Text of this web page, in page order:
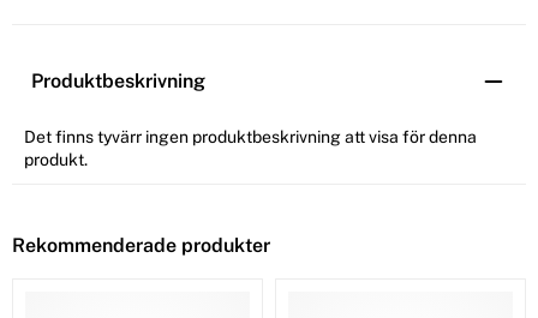
Produktbeskrivning
Det finns tyvärr ingen produktbeskrivning att visa för denna
produkt.
Rekommenderade produkter